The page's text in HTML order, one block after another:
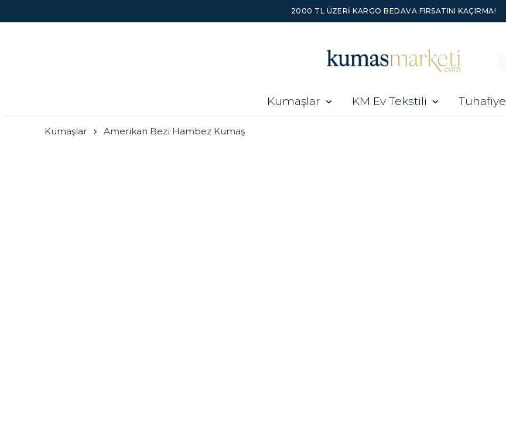
2000 TL ÜZERI KARGO BEDAVA FIRSATINI KAÇIRMA!
Kumaşlar KM Ev Tekstili Tuhafiye
Kumaşlar Amerikan Bezi Hambez Kumaş